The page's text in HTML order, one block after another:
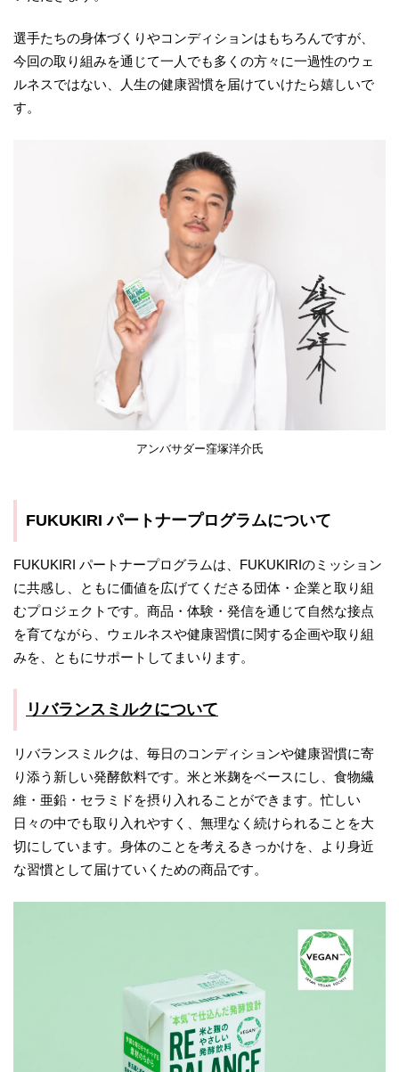
選手たちの身体づくりやコンディションはもちろんですが、
今回の取り組みを通じて一人でも多くの方々に一過性のウェ
ルネスではない、人生の健康習慣を届けていけたら嬉しいで
す。
アンバサダー窪塚洋介氏
FUKUKIRI パートナープログラムについて
FUKUKIRI パートナープログラムは、FUKUKIRIのミッション
に共感し、ともに価値を広げてくださる団体・企業と取り組
むプロジェクトです。商品・体験・発信を通じて自然な接点
を育てながら、ウェルネスや健康習慣に関する企画や取り組
みを、ともにサポートしてまいります。
リバランスミルクについて
リバランスミルクは、毎日のコンディションや健康習慣に寄
り添う新しい発酵飲料です。米と米麹をベースにし、食物繊
維・亜鉛・セラミドを摂り入れることができます。忙しい
日々の中でも取り入れやすく、無理なく続けられることを大
切にしています。身体のことを考えるきっかけを、より身近
な習慣として届けていくための商品です。